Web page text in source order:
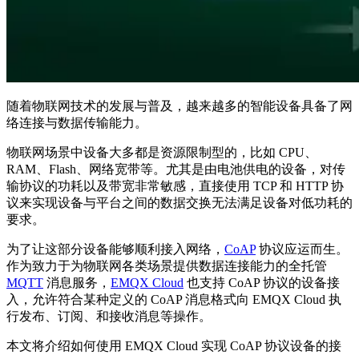
随着物联网技术的发展与普及，越来越多的智能设备具备了网
络连接与数据传输能力。
物联网场景中设备大多都是资源限制型的，比如 CPU、
RAM、Flash、网络宽带等。尤其是由电池供电的设备，对传
输协议的功耗以及带宽非常敏感，直接使用 TCP 和 HTTP 协
议来实现设备与平台之间的数据交换无法满足设备对低功耗的
要求。
为了让这部分设备能够顺利接入网络， CoAP协议应运而生。
作为致力于为物联网各类场景提供数据连接能力的全托管
MQTT 消息服务， EMQX Cloud 也支持 CoAP 协议的设备接
入，允许符合某种定义的 CoAP 消息格式向 EMQX Cloud 执
行发布、订阅、和接收消息等操作。
本文将介绍如何使用 EMQX Cloud 实现 CoAP 协议设备的接